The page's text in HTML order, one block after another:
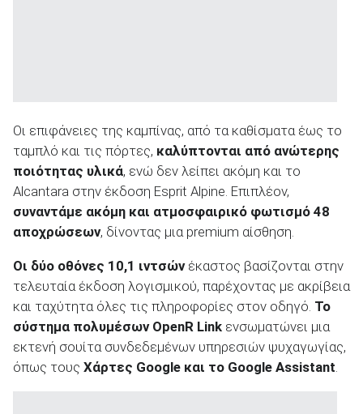
Οι επιφάνειες της καμπίνας, από τα καθίσματα έως το
ταμπλό και τις πόρτες, καλύπτονται από ανώτερης
ποιότητας υλικά, ενώ δεν λείπει ακόμη και το
Alcantara στην έκδοση Esprit Alpine. Επιπλέον,
συναντάμε ακόμη και ατμοσφαιρικό φωτισμό 48
αποχρώσεων, δίνοντας μια premium αίσθηση.
Οι δύο οθόνες 10,1 ιντσώνέκαστος βασίζονται στην
τελευταία έκδοση λογισμικού, παρέχοντας με ακρίβεια
και ταχύτητα όλες τις πληροφορίες στον οδηγό. Το
σύστημα πολυμέσων OpenR Link ενσωματώνει μια
εκτενή σουίτα συνδεδεμένων υπηρεσιών ψυχαγωγίας,
όπως τους Χάρτες Google και το Google Assistant.